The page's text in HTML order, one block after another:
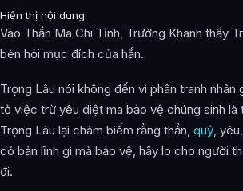
Hiển thị nội dung
Vào Thần Ma Chi Tỉnh, Trường Khanh thấy
bèn hỏi mục đích của hắn.
Trọng Lâu nói không đến vì phân tranh nhân
tỏ việc trừ yêu diệt ma bảo vệ chúng sinh
Trọng Lâu lại châm biếm rằng thần, quỷ ,
có bản lĩnh gì mà bảo vệ, hãy lo cho người
đi.